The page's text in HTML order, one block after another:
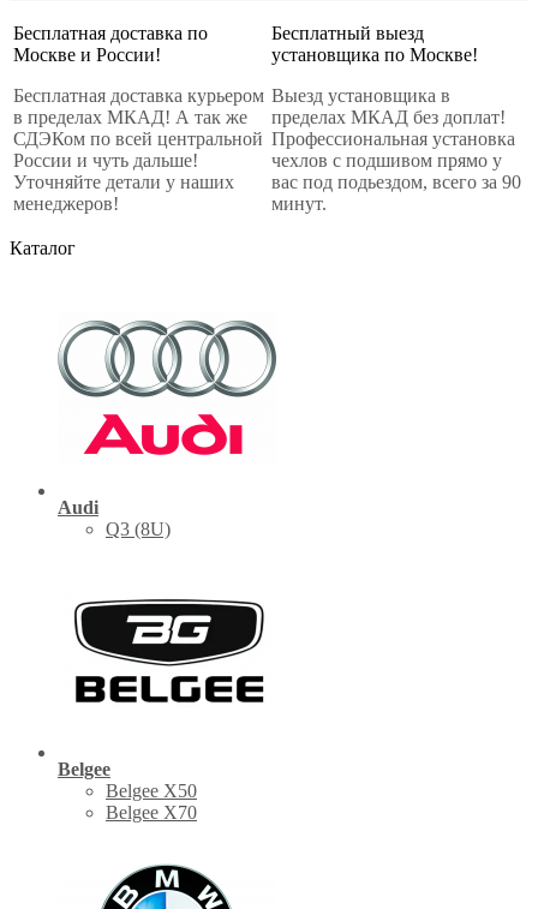
Бесплатная доставка по
Москве и России!
Бесплатная доставка курьером
в пределах МКАД! А так же
СДЭКом по всей центральной
России и чуть дальше!
Уточняйте детали у наших
менеджеров!
Бесплатный выезд
установщика по Москве!
Выезд установщика в
пределах МКАД без доплат!
Профессиональная установка
чехлов с подшивом прямо у
вас под подьездом, всего за 90
минут.
Каталог
Audi
Q3 (8U)
Belgee
Belgee X50
Belgee X70